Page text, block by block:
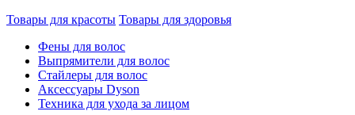
Товары для красоты Товары для здоровья
Фены для волос
Выпрямители для волос
Стайлеры для волос
Аксессуары Dyson
Техника для ухода за лицом